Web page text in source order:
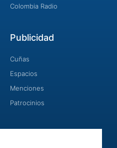
Colombia Radio
Publicidad
Cuñas
Espacios
Menciones
Patrocinios